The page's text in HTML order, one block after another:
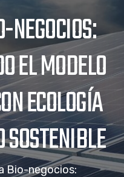
NEGOCIOS:
EL MODELO
ECOLOGÍA
Bio-negocios: